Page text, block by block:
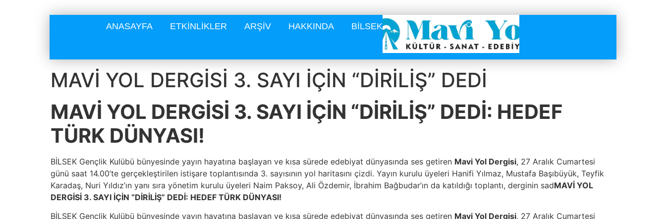
ANASAYFA ETKİNLİKLER ARŞİV HAKKINDA BİLSEK
MAVİ YOL DERGİSİ 3. SAYI İÇİN “DİRİLİŞ” DEDİ
MAVİ YOL DERGİSİ 3. SAYI İÇİN “DİRİLİŞ” DEDİ: HEDEF
TÜRK DÜNYASI!
BİLSEK Gençlik Kulübü bünyesinde yayın hayatına başlayan ve kısa sürede edebiyat dünyasında ses getiren Mavi Yol Dergisi, 27 Aralık Cumartesi
günü saat 14.00’te gerçekleştirilen istişare toplantısında 3. sayısının yol haritasını çizdi. Yayın kurulu üyeleri Hanifi Yılmaz, Mustafa Başıbüyük, Teyfik
Karadaş, Nuri Yıldız’ın yanı sıra yönetim kurulu üyeleri Naim Paksoy, Ali Özdemir, İbrahim Bağbudar’ın da katıldığı toplantı, derginin sadMAVİ YOL
DERGİSİ 3. SAYI İÇİN “DİRİLİŞ” DEDİ: HEDEF TÜRK DÜNYASI!
BİLSEK Gençlik Kulübü bünyesinde yayın hayatına başlayan ve kısa sürede edebiyat dünyasında ses getiren Mavi Yol Dergisi, 27 Aralık Cumartesi